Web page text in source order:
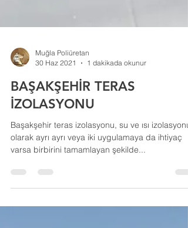
Muğla Poliüretan
30 Haz 2021
1 dakikada okunur
BAŞAKŞEHİR TERAS
İZOLASYONU
Başakşehir teras izolasyonu, su ve ısı izolasyonu